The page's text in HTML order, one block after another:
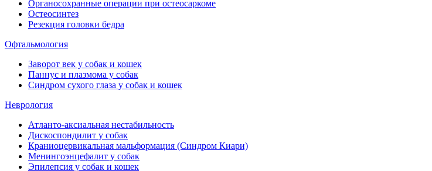
Органосохранные операции при остеосаркоме
Остеосинтез
Резекция головки бедра
Офтальмология
Заворот век у собак и кошек
Паннус и плазмома у собак
Синдром сухого глаза у собак и кошек
Неврология
Атланто-аксиальная нестабильность
Дискоспондилит у собак
Краниоцервикальная мальформация (Синдром Киари)
Менингоэнцефалит у собак
Эпилепсия у собак и кошек